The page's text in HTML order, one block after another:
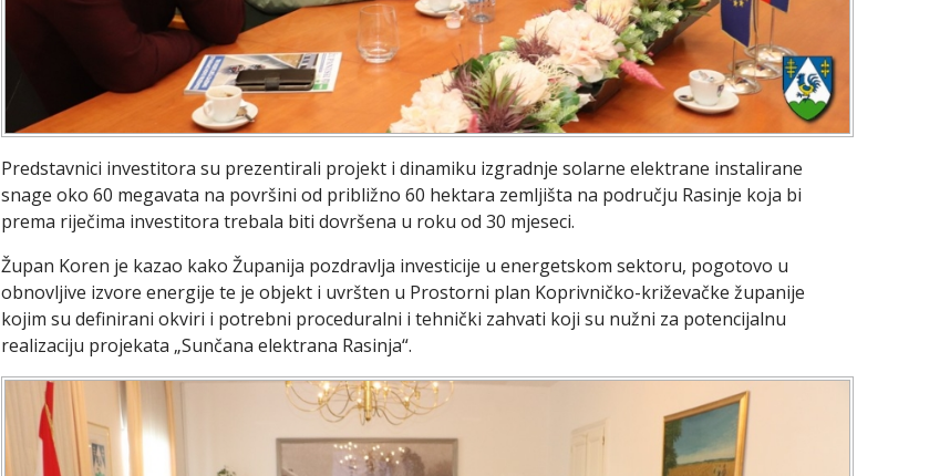
Predstavnici investitora su prezentirali projekt i dinamiku izgradnje solarne elektrane instalirane
snage oko 60 megavata na površini od približno 60 hektara zemljišta na području Rasinje koja bi
prema riječima investitora trebala biti dovršena u roku od 30 mjeseci.
Župan Koren je kazao kako Županija pozdravlja investicije u energetskom sektoru, pogotovo u
obnovljive izvore energije te je objekt i uvršten u Prostorni plan Koprivničko-križevačke županije
kojim su definirani okviri i potrebni proceduralni i tehnički zahvati koji su nužni za potencijalnu
realizaciju projekata „Sunčana elektrana Rasinja“.